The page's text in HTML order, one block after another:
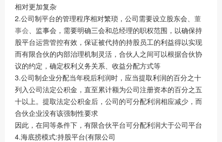
相对更加复杂
2.公司制平台的管理程序相对繁琐，公司需要设立股东会、 董
事会、监事会，需要明确三会和总经理的职权范围，以确保持
股平台运营管控有效，保证被代持的持股员工的利益得以实现
而有限合伙的内部治理机制灵活，合伙人之间可以根据合伙协
议的约定，确定权利义务关系、收益分配方式等
3.公司制企业分配当年税后利润时，应当提取利润的百分之十
列入公司法定公积金，直至累计额为公司注册资本的百分之五
十以上。提取法定公积金后，公司的可分配利润相应减少，而
合伙企业没有该强制性要求
因此，在同等条件下，有限合伙平台可分配利润大于公司平台
4.海底捞模式:持股平台(有限公司